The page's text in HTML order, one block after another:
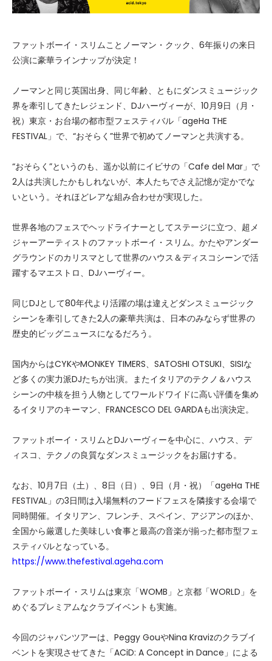
ファットボーイ・スリムことノーマン・クック、6年振りの来日
公演に豪華ラインナップが決定！
ノーマンと同じ英国出身、同じ年齢、ともにダンスミュージック
界を牽引してきたレジェンド、DJハーヴィーが、10月9日（月・
祝）東京・お台場の都市型フェスティバル「ageHa THE
FESTIVAL」で、“おそらく”世界で初めてノーマンと共演する。
“おそらく”というのも、遥か以前にイビサの「Cafe del Mar」で
2人は共演したかもしれないが、本人たちでさえ記憶が定かでな
いという。それほどレアな組み合わせが実現した。
世界各地のフェスでヘッドライナーとしてステージに立つ、超メ
ジャーアーティストのファットボーイ・スリム。かたやアンダー
グラウンドのカリスマとして世界のハウス＆ディスコシーンで活
躍するマエストロ、DJハーヴィー。
同じDJとして80年代より活躍の場は違えどダンスミュージック
シーンを牽引してきた2人の豪華共演は、日本のみならず世界の
歴史的ビッグニュースになるだろう。
国内からはCYKやMONKEY TIMERS、SATOSHI OTSUKI、SISIな
ど多くの実力派DJたちが出演。またイタリアのテクノ＆ハウス
シーンの中核を担う人物としてワールドワイドに高い評価を集め
るイタリアのキーマン、FRANCESCO DEL GARDAも出演決定。
ファットボーイ・スリムとDJハーヴィーを中心に、ハウス、デ
ィスコ、テクノの良質なダンスミュージックをお届けする。
なお、10月7日（土）、8日（日）、9日（月・祝）「ageHa THE
FESTIVAL」の3日間は入場無料のフードフェスを隣接する会場で
同時開催。イタリアン、フレンチ、スペイン、アジアンのほか、
全国から厳選した美味しい食事と最高の音楽が揃った都市型フェ
スティバルとなっている。
https://www.thefestival.ageha.com
ファットボーイ・スリムは東京「WOMB」と京都「WORLD」を
めぐるプレミアムなクラブイベントも実施。
今回のジャパンツアーは、Peggy GouやNina Kravizのクラブイ
ベントを実現させてきた「ACiD: A Concept in Dance」による